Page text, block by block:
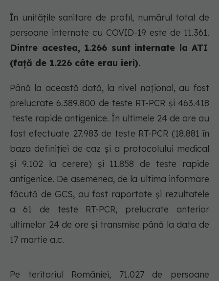
În unitățile sanitare de profil, numărul total de
persoane internate cu COVID-19 este de 11.361.
Dintre acestea, 1.266 sunt internate la ATI
(față de 1.226 câte erau ieri).
Până la această dată, la nivel național, au fost
prelucrate 6.389.800 de teste RT-PCR și 463.418
teste rapide antigenice. În ultimele 24 de ore au
fost efectuate 27.983 de teste RT-PCR (18.881 în
baza definiției de caz și a protocolului medical
și 9.102 la cerere) și 11.858 de teste rapide
antigenice. De asemenea, de la ultima informare
făcută de GCS, au fost raportate și rezultatele
a 61 de teste RT-PCR, prelucrate anterior
ultimelor 24 de ore și transmise până la data de
17 martie a.c.
Pe teritoriul României, 71.027 de persoane